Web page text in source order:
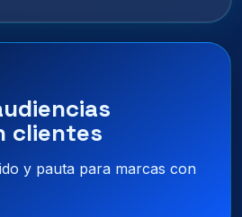
clientes
y pauta para marcas con